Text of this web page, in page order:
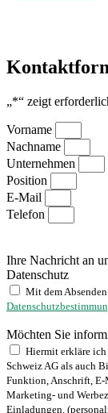
„*“ zeigt
Vorname
Nachname
Unternehmen
Position
E-Mail
Telefon
Ihre Nachricht an
Datenschutz
Mit dem
Möchten Sie
Hiermit erkläre
Schweiz AG als auch
Funktion, Anschrift, E-
Marketing- und
Einladungen,